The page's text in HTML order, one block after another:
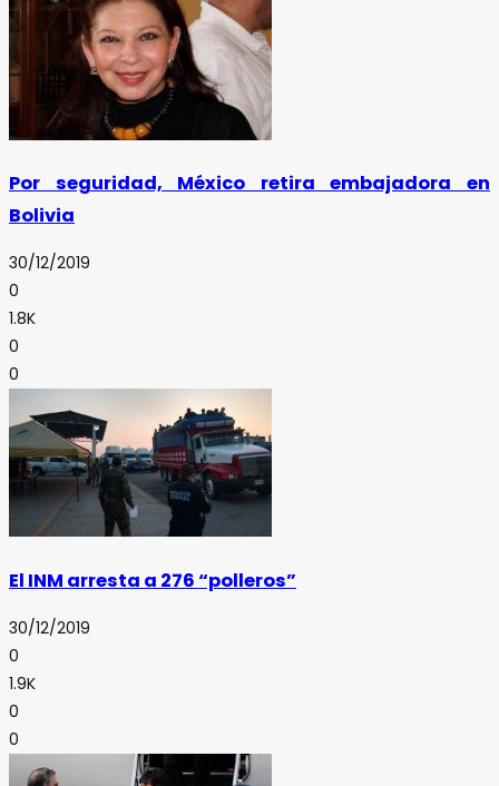
Por seguridad, México retira embajadora en
Bolivia
30/12/2019
0
1.8K
0
0
El INM arresta a 276 “polleros”
30/12/2019
0
1.9K
0
0